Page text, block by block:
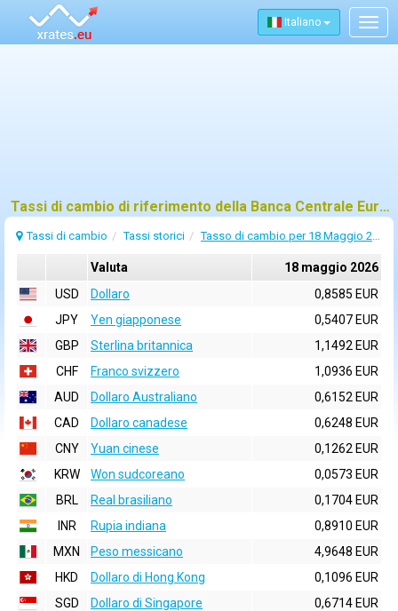
Italiano
Tassi di cambio di riferimento della Banca Centrale Europea (BCE) per 18 maggio 2026
Tassi di cambio Tassi storici Tasso di cambio per 18 Maggio 2026
Valuta
18 maggio 2026
USD
Dollaro
0,8585 EUR
JPY
Yen giapponese
0,5407 EUR
GBP
Sterlina britannica
1,1492 EUR
CHF
Franco svizzero
1,0936 EUR
AUD
Dollaro Australiano
0,6152 EUR
CAD
Dollaro canadese
0,6248 EUR
CNY
Yuan cinese
0,1262 EUR
KRW
Won sudcoreano
0,0573 EUR
BRL
Real brasiliano
0,1704 EUR
INR
Rupia indiana
0,8910 EUR
MXN
Peso messicano
4,9648 EUR
HKD
Dollaro di Hong Kong
0,1096 EUR
SGD
Dollaro di Singapore
0,6714 EUR